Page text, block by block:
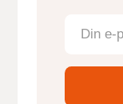
Denni Design /